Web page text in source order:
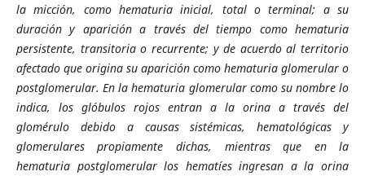
la micción, como hematuria inicial, total o terminal; a su
duración y aparición a través del tiempo como hematuria
persistente, transitoria o recurrente; y de acuerdo al territorio
afectado que origina su aparición como hematuria glomerular o
postglomerular. En la hematuria glomerular como su nombre lo
indica, los glóbulos rojos entran a la orina a través del
glomérulo debido a causas sistémicas, hematológicas y
glomerulares propiamente dichas, mientras que en la
hematuria postglomerular los hematíes ingresan a la orina